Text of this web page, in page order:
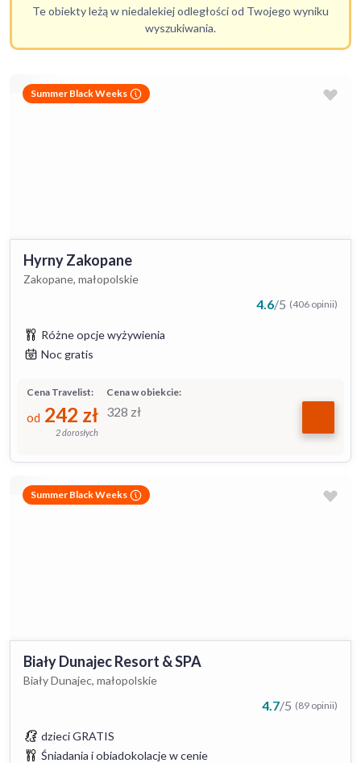
Te obiekty leżą w niedalekiej odległości od Twojego wyniku
wyszukiwania.
Summer Black Weeks
Hyrny Zakopane
Zakopane, małopolskie
4.6/5 (406 opinii)
Różne opcje wyżywienia
Noc gratis
Cena w obiekcie:
328 zł
Cena Travelist:
od 242 zł
2 dorosłych
Summer Black Weeks
Biały Dunajec Resort & SPA
Biały Dunajec, małopolskie
4.7/5 (89 opinii)
dzieci GRATIS
Śniadania i obiadokolacje w cenie